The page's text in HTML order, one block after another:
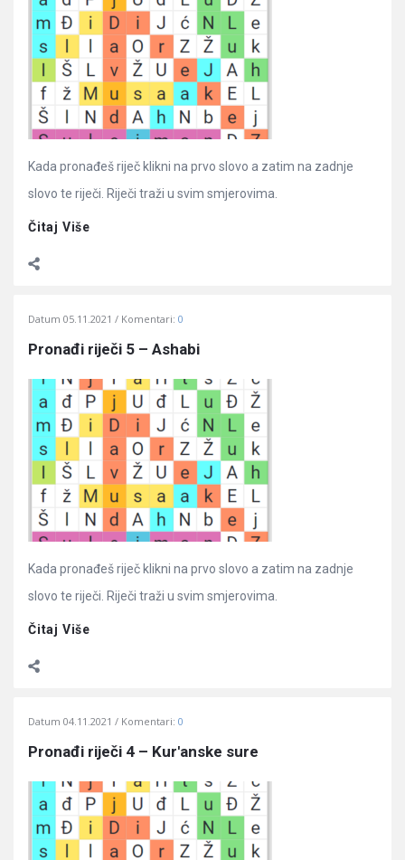
Kada pronađeš riječ klikni na prvo slovo a zatim na zadnje
slovo te riječi. Riječi traži u svim smjerovima.
Čitaj Više
Datum 05.11.2021 Komentari: 0
Pronađi riječi 5 – Ashabi
Kada pronađeš riječ klikni na prvo slovo a zatim na zadnje
slovo te riječi. Riječi traži u svim smjerovima.
Čitaj Više
Datum 04.11.2021 Komentari: 0
Pronađi riječi 4 – Kur'anske sure